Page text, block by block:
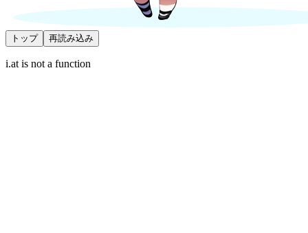
トップ 再読み込み
i.at is not a function